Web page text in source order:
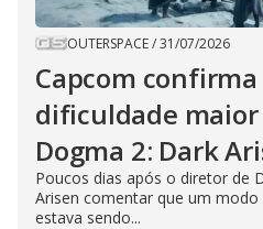
OUTERSPACE/31/07/2026
Capcom
dificuldade maior
Dogma 2: Dark
Poucos dias após o diretor de
Arisen comentar que um
estava sendo...